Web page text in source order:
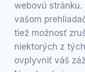
webovú
vašom
tiež možnosť
niektorých z
ovplyvniť váš